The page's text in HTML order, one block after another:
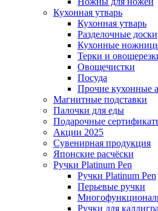
Кухонная утварь
Кухонная утварь
Разделочные доски
Кухонные
Терки и
Овощечистки
Посуда
Прочие кухонные
Магнитные подставки
Палочки для еды
Подарочные
Акции 2025
Сувенирная продукция
Японские расчёски
Ручки Platinum Pen
Ручки Platinum Pen
Перьевые ручки
Ручки для